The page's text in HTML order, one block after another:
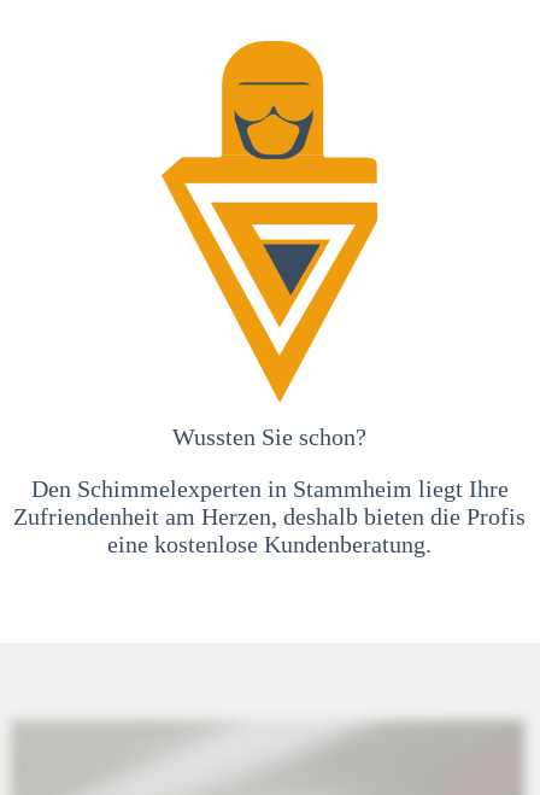
Wussten Sie schon?
Den Schimmelexperten in Stammheim liegt Ihre
Zufriendenheit am Herzen, deshalb bieten die Profis
eine kostenlose Kundenberatung.